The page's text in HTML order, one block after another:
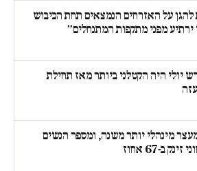
על האזרחים הנמצאים תחת הכיבוש
ירתיע מפני מתקפות המתנחלים״
יולי היה הקטלני ביותר מאז תחילת
במעצר מינהלי יותר משנה, ומספר הנשים
ב-67 אחוז